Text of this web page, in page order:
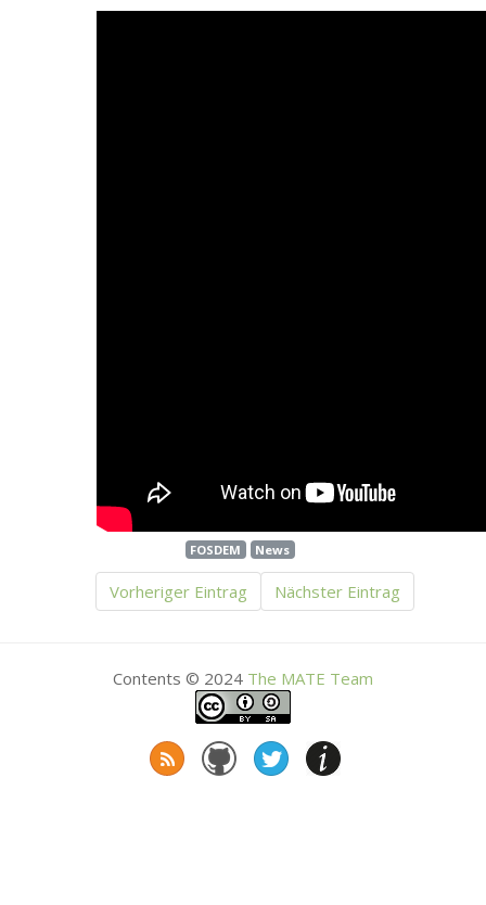
FOSDEM News
Vorheriger Eintrag Nächster Eintrag
Contents © 2024 The MATE Team